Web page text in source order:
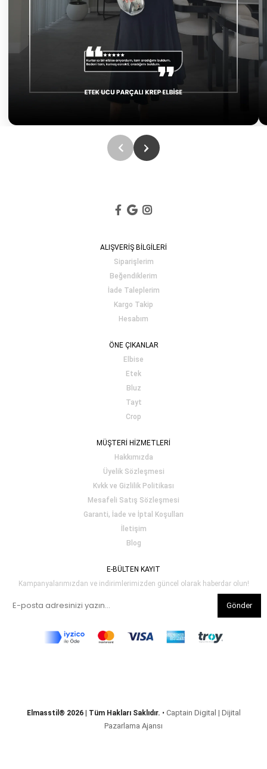
ALIŞVERİŞ BİLGİLERİ
Siparişlerim
Beğendiklerim
İade Taleplerim
Kargo Takip
Hesabım
ÖNE ÇIKANLAR
Elbise
Etek
Bluz
Tayt
Crop
MÜŞTERİ HİZMETLERİ
Hakkımızda
Üyelik Sözleşmesi
Kvkk ve Gizlilik Politikası
Mesafeli Satış Sözleşmesi
Garanti, İade ve İptal Koşulları
İletişim
Blog
E-BÜLTEN KAYIT
Kampanyalarımızdan ve indirimlerimizden güncel olarak haberdar olun!
Gönder
Elmasstil® 2026 | Tüm Hakları Saklıdır. • Captain Digital | Dijital
Pazarlama Ajansı